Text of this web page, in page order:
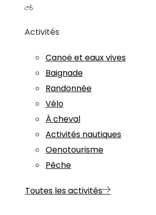
Activités
Canoë et eaux vives
Baignade
Randonnée
Vélo
À cheval
Activités nautiques
Oenotourisme
Pêche
Toutes les activités